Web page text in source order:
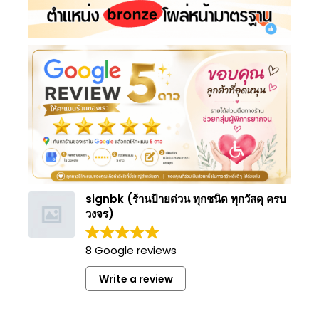
signbk (ร้านป้ายด่วน ทุกชนิด ทุกวัสดุ ครบ
วงจร)
8 Google reviews
Write a review